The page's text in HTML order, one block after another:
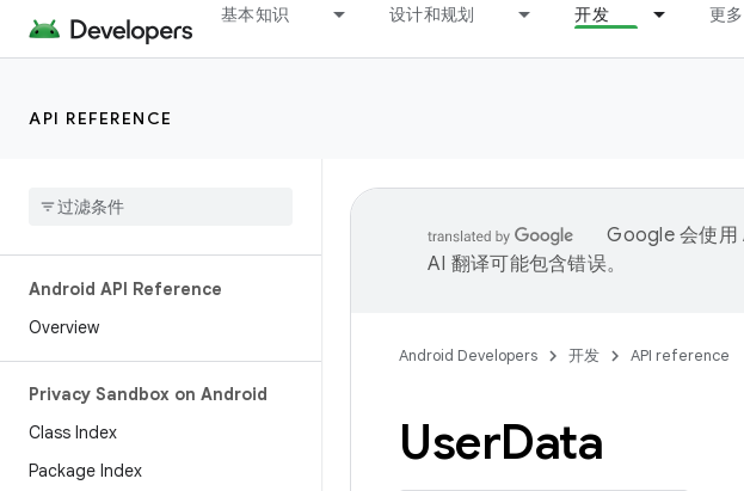
基本知识 设计和规划 开发 更多
API REFERENCE
Android API Reference
Overview
Privacy Sandbox on Android
Class Index
Package Index
Google 会使用
AI 翻译可能包含错误。
Android Developers 开发 API reference
UserData